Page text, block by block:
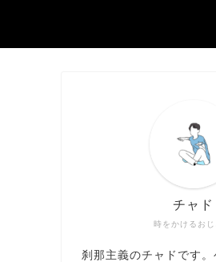
時をかけるおじ
チャド
刹那主義のチャドです